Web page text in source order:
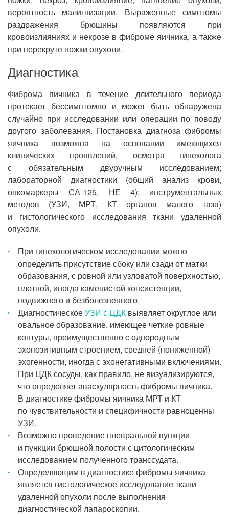
вероятность малигнизации. Выраженные симптомы
раздражения брюшины появляются при
кровоизлияниях и некрозе в фиброме яичника, а также
при перекруте ножки опухоли.
Диагностика
Фиброма яичника в течение длительного периода
протекает бессимптомно и может быть обнаружена
случайно при исследовании или операции по поводу
другого заболевания. Постановка диагноза фибромы
яичника возможна на основании имеющихся
клинических проявлений, осмотра гинеколога
с обязательным двуручным исследованием;
лабораторной диагностики (общий анализ крови,
онкомаркеры СА-125, НЕ 4); инструментальных
методов (УЗИ, МРТ, КТ органов малого таза)
и гистологического исследования ткани удаленной
опухоли.
При гинекологическом исследовании можно
определить присутствие сбоку или сзади от матки
образования, с ровной или узловатой поверхностью,
плотной, иногда каменистой консистенции,
подвижного и безболезненного.
ДиагностическоеУЗИ с ЦДК выявляет округлое или
овальное образование, имеющее четкие ровные
контуры, преимущественно с однородным
эхопозитивным строением, средней (пониженной)
эхогенности, иногда с эхонегативными включениями.
При ЦДК сосуды, как правило, не визуализируются,
что определяет аваскулярность фибромы яичника.
В диагностике фибромы яичника МРТ и КТ
по чувствительности и специфичности равноценны
УЗИ.
Возможно проведение плевральной пункции
и пункции брюшной полости с цитологическим
исследованием полученного транссудата.
Определяющим в диагностике фибромы яичника
является гистологическое исследование ткани
удаленной опухоли после выполнения
диагностической лапароскопии.